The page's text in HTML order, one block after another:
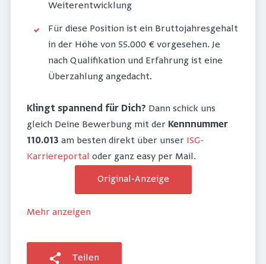
Weiterentwicklung
Für diese Position ist ein Bruttojahresgehalt
in der Höhe von 55.000 € vorgesehen. Je
nach Qualifikation und Erfahrung ist eine
Überzahlung angedacht.
Klingt spannend für Dich? Dann schick uns
gleich Deine Bewerbung mit der Kennnummer
110.013 am besten direkt über unser ISG-
Karriereportal oder ganz easy per Mail.
Original-Anzeige
Mehr anzeigen
Teilen